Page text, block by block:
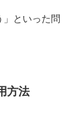
」といった問
方法